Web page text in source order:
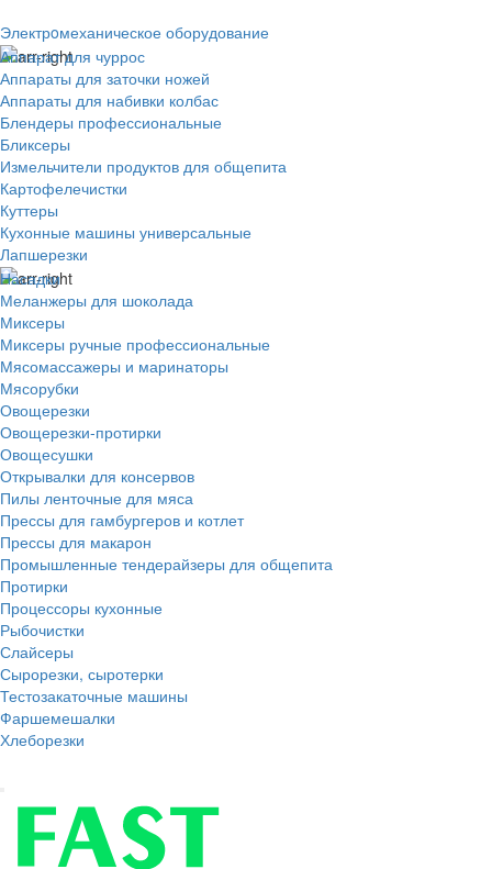
Электрoмеханическое оборудование
Аппарат для чуррос
Аппараты для заточки ножей
Аппараты для набивки колбас
Блендеры профессиональные
Бликсеры
Измельчители продуктов для общепита
Картофелечистки
Куттеры
Кухонные машины универсальные
Лапшерезки
Насадки
Меланжеры для шоколада
Миксеры
Миксеры ручные профессиональные
Мясомассажеры и маринаторы
Мясорубки
Овощерезки
Овощерезки-протирки
Овощесушки
Открывалки для консервов
Пилы ленточные для мяса
Прессы для гамбургеров и котлет
Прессы для макарон
Промышленные тендерайзеры для общепита
Протирки
Процессоры кухонные
Рыбочистки
Слайсеры
Сырорезки, сыротерки
Тестозакаточные машины
Фаршемешалки
Хлеборезки